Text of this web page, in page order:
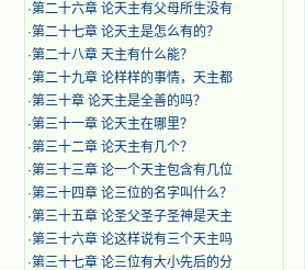
·第二十六章 论天主有父母所生没有
·第二十七章 论天主是怎么有的？
·第二十八章 天主有什么能？
·第二十九章 论样样的事情，天主都
·第三十章 论天主是全善的吗？
·第三十一章 论天主在哪里？
·第三十二章 论天主有几个？
·第三十三章 论一个天主包含有几位
·第三十四章 论三位的名字叫什么？
·第三十五章 论圣父圣子圣神是天主
·第三十六章 论这样说有三个天主吗
·第三十七章 论三位有大小先后的分